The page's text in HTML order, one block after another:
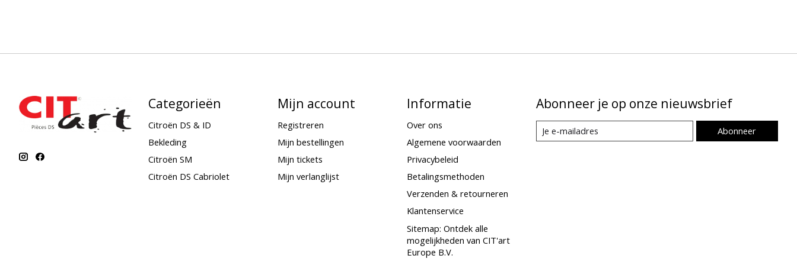
Categorieën
Citroën DS & ID
Bekleding
Citroën SM
Citroën DS Cabriolet
Mijn account
Registreren
Mijn bestellingen
Mijn tickets
Mijn verlanglijst
Informatie
Over ons
Algemene voorwaarden
Privacybeleid
Betalingsmethoden
Verzenden & retourneren
Klantenservice
Sitemap: Ontdek alle
mogelijkheden van CIT'art
Europe B.V.
Abonneer je op onze nieuwsbrief
Abonneer